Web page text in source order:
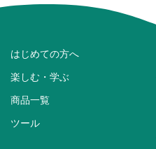
はじめての方へ
楽しむ・学ぶ
商品一覧
ツール